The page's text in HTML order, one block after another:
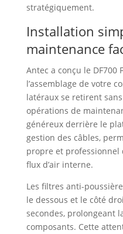
stratégiquement.
Installation
maintenance
Antec a conçu le DF700
l’assemblage de votre
latéraux se retirent
opérations de
généreux derrière le
gestion des câbles,
propre et
flux d’air interne.
Les filtres anti-
le dessous et le côté
secondes, prolongeant
composants. Cette